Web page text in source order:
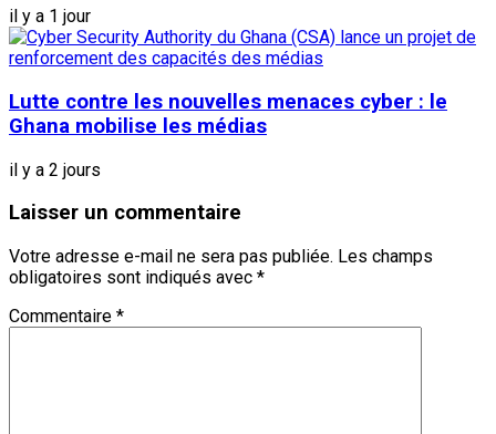
il y a 1 jour
Lutte contre les nouvelles menaces cyber : le
Ghana mobilise les médias
il y a 2 jours
Laisser un commentaire
Votre adresse e-mail ne sera pas publiée. Les champs
obligatoires sont indiqués avec *
Commentaire *